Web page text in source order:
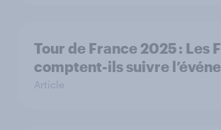
Tour de France 2025 : Les
comptent-ils suivre
Article